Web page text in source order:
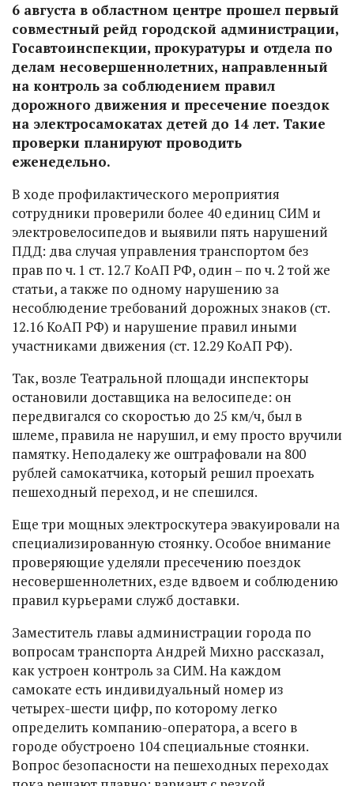
6 августа в областном центре прошел первый
совместный рейд городской администрации,
Госавтоинспекции, прокуратуры и отдела по
делам несовершеннолетних, направленный
на контроль за соблюдением правил
дорожного движения и пресечение поездок
на электросамокатах детей до 14 лет. Такие
проверки планируют проводить
еженедельно.
В ходе профилактического мероприятия
сотрудники проверили более 40 единиц СИМ и
электровелосипедов и выявили пять нарушений
ПДД: два случая управления транспортом без
прав по ч. 1 ст. 12.7 КоАП РФ, один – по ч. 2 той же
статьи, а также по одному нарушению за
несоблюдение требований дорожных знаков (ст.
12.16 КоАП РФ) и нарушение правил иными
участниками движения (ст. 12.29 КоАП РФ).
Так, возле Театральной площади инспекторы
остановили доставщика на велосипеде: он
передвигался со скоростью до 25 км/ч, был в
шлеме, правила не нарушил, и ему просто вручили
памятку. Неподалеку же оштрафовали на 800
рублей самокатчика, который решил проехать
пешеходный переход, и не спешился.
Еще три мощных электроскутера эвакуировали на
специализированную стоянку. Особое внимание
проверяющие уделяли пресечению поездок
несовершеннолетних, езде вдвоем и соблюдению
правил курьерами служб доставки.
Заместитель главы администрации города по
вопросам транспорта Андрей Михно рассказал,
как устроен контроль за СИМ. На каждом
самокате есть индивидуальный номер из
четырех-шести цифр, по которому легко
определить компанию-оператора, а всего в
городе обустроено 104 специальные стоянки.
Вопрос безопасности на пешеходных переходах